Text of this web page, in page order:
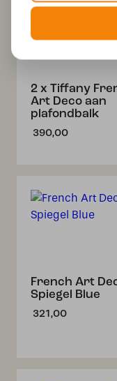
2 x Tiffany
Art Deco aan
plafondbalk
390,00
French Art
Spiegel Blue
321,00